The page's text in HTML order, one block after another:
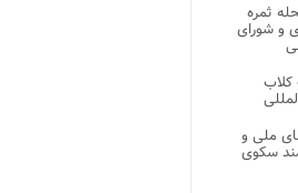
ثمره
و شورای
کلاب
ملی و
سکوی